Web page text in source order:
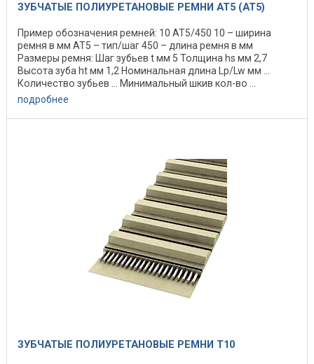
ЗУБЧАТЫЕ ПОЛИУРЕТАНОВЫЕ РЕМНИ AT5 (АТ5)
Пример обозначения ремней: 10 АТ5/450 10 – ширина
ремня в мм АТ5 – тип/шаг 450 – длина ремня в мм
Размеры ремня: Шаг зубьев t мм 5 Толщина hs мм 2,7
Высота зуба ht мм 1,2 Номинальная длина Lp/Lw мм ...
Количество зубьев ... Минимальный шкив кол-во ...
подробнее
ЗУБЧАТЫЕ ПОЛИУРЕТАНОВЫЕ РЕМНИ T10